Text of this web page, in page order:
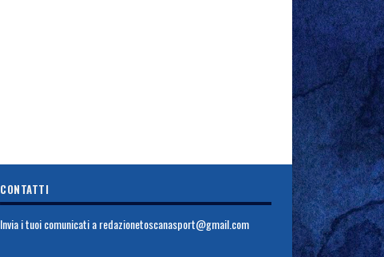
CONTATTI
Invia i tuoi comunicati aredazionetoscanasport@gmail.com